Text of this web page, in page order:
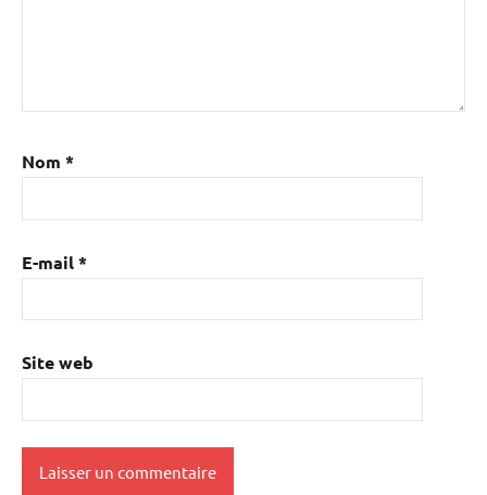
Nom *
E-mail*
Site web